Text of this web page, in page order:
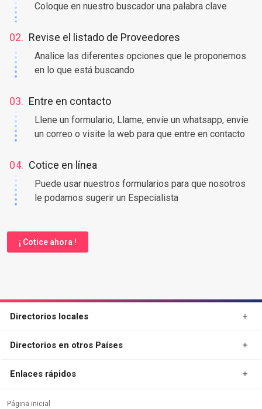
Coloque en nuestro buscador una palabra clave
02. Revise el listado de Proveedores
Analice las diferentes opciones que le proponemos
en lo que está buscando
03. Entre en contacto
Llene un formulario, Llame, envíe un whatsapp, envíe
un correo o visite la web para que entre en contacto
04. Cotice en línea
Puede usar nuestros formularios para que nosotros
le podamos sugerir un Especialista
¡ Cotice ahora !
Directorios locales
Directorios en otros Países
Enlaces rápidos
Página inicial